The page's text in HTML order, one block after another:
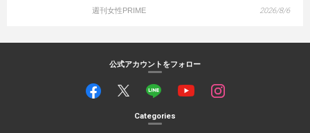
週刊女性PRIME 2026/8/6
公式アカウントをフォロー
Categories